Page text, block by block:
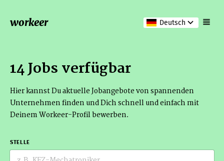
workeer Deutsch
14 Jobs verfügbar
Hier kannst Du aktuelle Jobangebote von spannenden
Unternehmen finden und Dich schnell und einfach mit
Deinem Workeer-Profil bewerben.
STELLE